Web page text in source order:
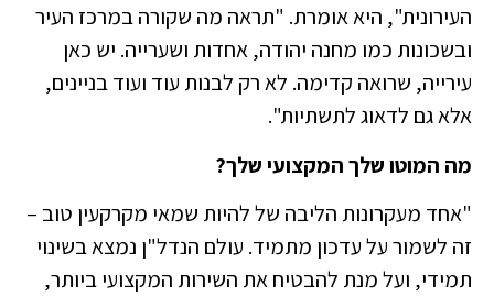
העירונית", היא אומרת. "תראה מה שקורה במרכז העיר
ובשכונות כמו מחנה יהודה, אחדות ושערייה. יש כאן
עירייה, שרואה קדימה. לא רק לבנות עוד ועוד בניינים,
אלא גם לדאוג לתשתיות".
מה המוטו שלך המקצועי שלך?
"אחד מעקרונות הליבה של להיות שמאי מקרקעין טוב –
זה לשמור על עדכון מתמיד. עולם הנדל"ן נמצא בשינוי
תמידי, ועל מנת להבטיח את השירות המקצועי ביותר,